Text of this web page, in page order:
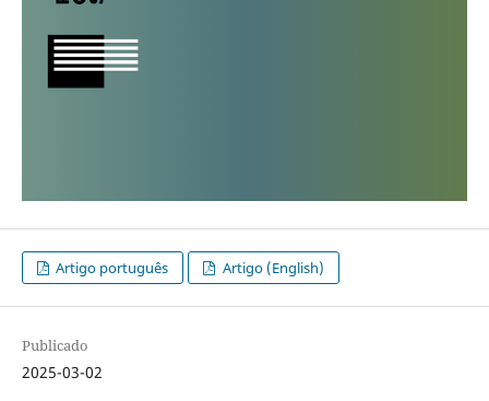
Artigo português Artigo (English)
Publicado
2025-03-02